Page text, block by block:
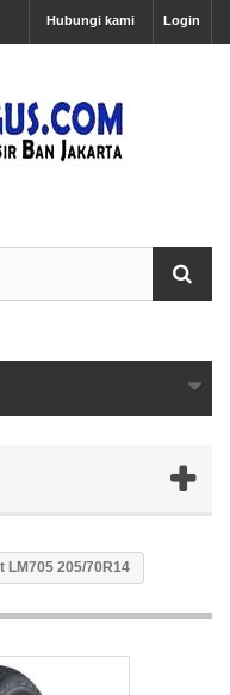
Login
Hubungi kami
LM705 205/70R14